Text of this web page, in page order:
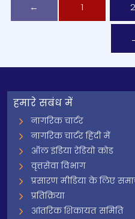
← 1 2
हमारे सबंध में
नागरिक चार्टर
नागरिक चार्टर हिंदी में
ऑल इंडिया रेडियो कोड
वृत्तसेवा विभाग
प्रसारण मीडिया के लिए
प्रतिक्रिया
आंतरिक शिकायत समिति